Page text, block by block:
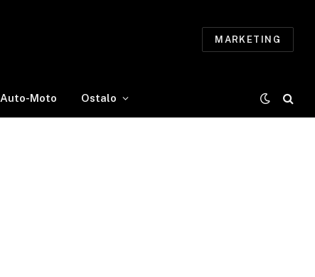
MARKETING
Auto-Moto Ostalo